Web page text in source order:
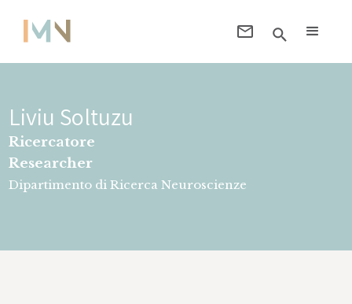
Liviu Soltuzu
Ricercatore
Researcher
Dipartimento di Ricerca Neuroscienze